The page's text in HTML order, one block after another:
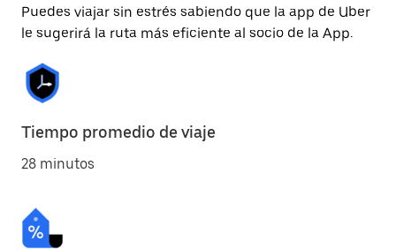
Puedes viajar sin estrés sabiendo que la app de Uber
le sugerirá la ruta más eficiente al socio de la App.
Tiempo promedio de viaje
28 minutos